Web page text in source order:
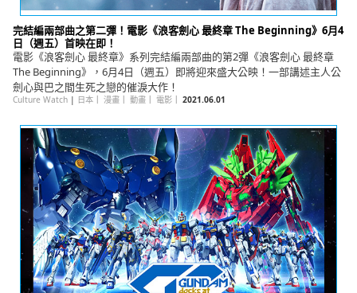
完結編兩部曲之第二彈！電影《浪客劍心 最終章 The Beginning》6月4
日（週五）首映在即！
電影《浪客劍心 最終章》系列完結編兩部曲的第2彈《浪客劍心 最終章
The Beginning》，6月4日（週五）即將迎來盛大公映！一部講述主人公
劍心與巴之間生死之戀的催淚大作！
Culture Watch| 日本｜ 漫畫｜ 動畫｜ 電影｜ 2021.06.01